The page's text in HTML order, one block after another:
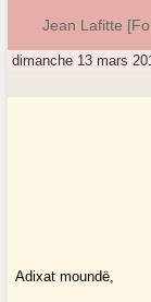
Jean Lafitte
dimanche 13 mars
Adixat moundë,